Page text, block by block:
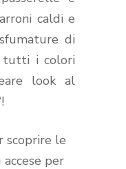
caldi e
di
tutti i colori
look al
scoprire le
per